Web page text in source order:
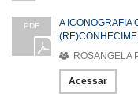
PDF
A ICONOGRAFIA
ROSANGELA
Acessar